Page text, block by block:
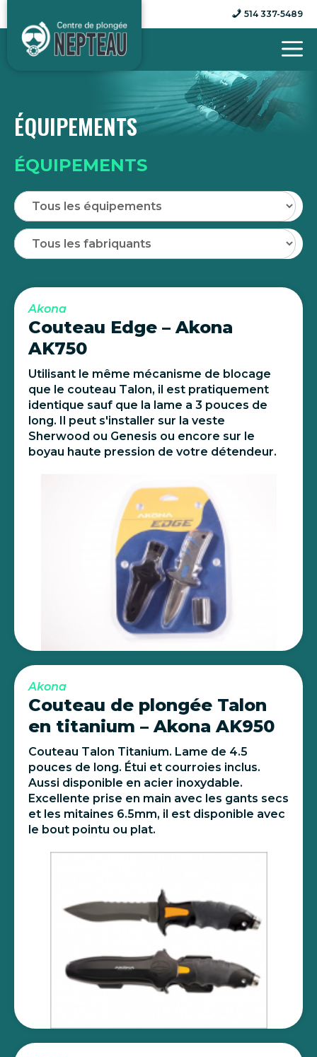
contenu
514 337-5489
ÉQUIPEMENTS
ÉQUIPEMENTS
Akona
Couteau Edge – Akona
AK750
Utilisant le même mécanisme de blocage
que le couteau Talon, il est pratiquement
identique sauf que la lame a 3 pouces de
long. Il peut s'installer sur la veste
Sherwood ou Genesis ou encore sur le
boyau haute pression de votre détendeur.
Akona
Couteau de plongée Talon
en titanium – Akona AK950
Couteau Talon Titanium. Lame de 4.5
pouces de long. Étui et courroies inclus.
Aussi disponible en acier inoxydable.
Excellente prise en main avec les gants secs
et les mitaines 6.5mm, il est disponible avec
le bout pointu ou plat.